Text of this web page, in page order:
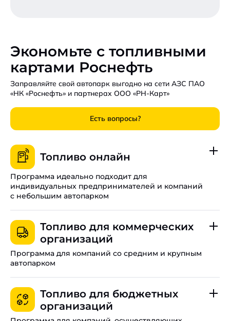
Экономьте с топливными
картами Роснефть
Заправляйте свой автопарк выгодно на сети АЗС ПАО
«НК «Роснефть» и партнерах ООО «РН-Карт»
Есть вопросы?
Топливо онлайн
Программа идеально подходит для
индивидуальных предпринимателей и компаний
с небольшим автопарком
Братске.
Оплачивайте топливо даже при отсутствии связи.
Управляйте лимитами, балансом и настройками всех
карт в режиме реального времени.
Программа временно недоступна.
Топливо для коммерческих
организаций
Программа для компаний со средним и крупным
автопарком
региональные тарифы для Братска.
Свяжите функционал личного кабинета с вашей
внутренней платформой.
Топливо для бюджетных
организаций